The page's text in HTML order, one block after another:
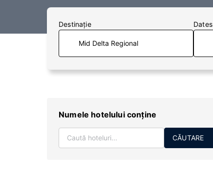
Destinaţie Dates
Numele hotelului conţine
CĂUTARE